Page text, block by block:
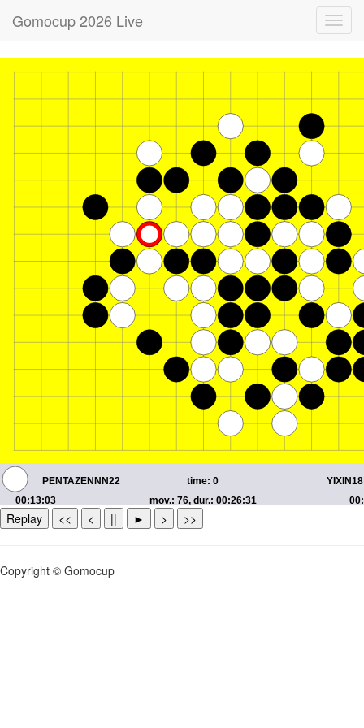
Gomocup 2026 Live
Replay << < || ► > >>
Copyright © Gomocup